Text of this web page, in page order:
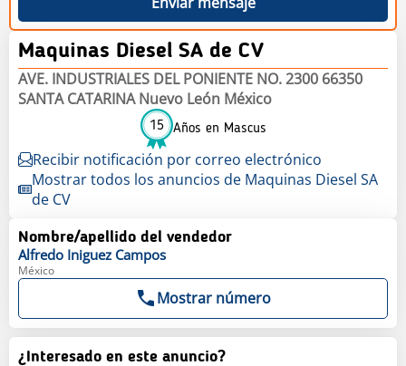
Maquinas Diesel SA de CV
AVE. INDUSTRIALES DEL PONIENTE NO. 2300 66350
SANTA CATARINA Nuevo León México
15 Años en Mascus
Recibir notificación por correo electrónico
Mostrar todos los anuncios de Maquinas Diesel SA
de CV
Nombre/apellido del vendedor
Alfredo Iniguez Campos
México
Mostrar número
¿Interesado en este anuncio?